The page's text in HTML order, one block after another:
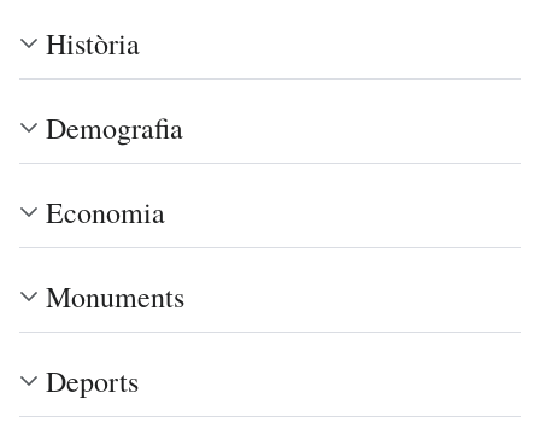
Història
Demografia
Economia
Monuments
Deports